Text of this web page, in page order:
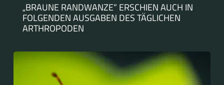
„BRAUNE RANDWANZE“ ERSCHIEN AUCH IN
FOLGENDEN AUSGABEN DES TÄGLICHEN
ARTHROPODEN